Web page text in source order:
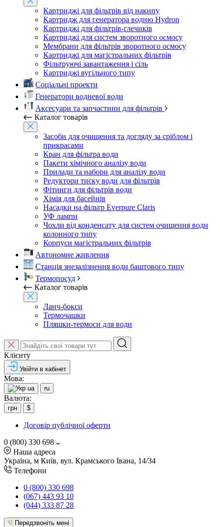
Картриджі для фільтрів від накипу
Картридж для генератора водню Hydron
Картриджі для фільтрів-глечиків
Картриджі для систем зворотного осмосу
Мембрани для фільтрів зворотного осмосу
Картриджі для магістральних фільтрів
Фільтруючі завантаження і сіль
Картриджі вугільного типу
Соціальні проекти
Генератори водневої води
Аксесуари та запчастини для фільтрів
Каталог товарів
Засоби для очищення та догляду за сріблом і
прикрасами
Кран для фільтра води
Пакети хімічного аналізу води
Прилади та набори для аналізу води
Редуктори тиску води для фільтрів
Фітинги для фільтрів води
Хімія для басейнів
Насадки на фільтр Everpure Claris
УФ лампи
Чохли від конденсату для систем очищення води
колонного типу
Корпуси магістральних фільтрів
Автономне живлення
Станція знезалізнення води баштового типу
Термопосуд
Каталог товарів
Ланч-бокси
Термочашки
Пляшки-термоси для води
Клієнту
Увійти в кабінет
Мова:
ua ru
Валюта:
грн $
Договір публічної оферти
0 (800) 330 698
Наша адреса
Україна, м Київ, вул. Крамського Івана, 14/34
Телефони
0 (800) 330 698
(067) 443 93 10
(044) 333 87 28
Передзвоніть мені